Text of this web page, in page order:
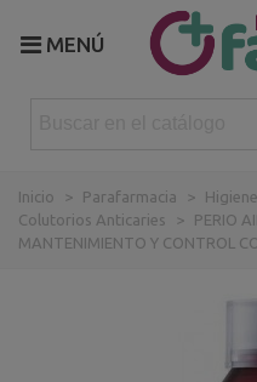
MENÚ
Inicio > Parafarmacia > Higiene
Colutorios Anticaries
>
PERIO
MANTENIMIENTO Y CONTROL